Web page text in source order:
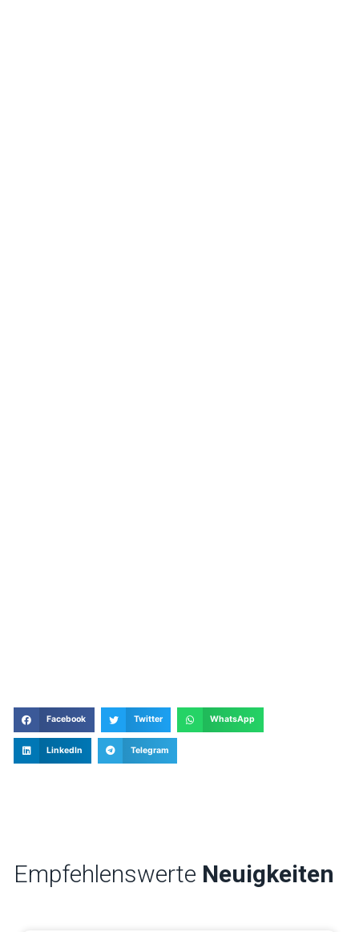
Facebook Twitter WhatsApp
LinkedIn Telegram
Empfehlenswerte Neuigkeiten